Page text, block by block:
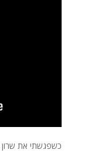
כשפגשתי את שרון